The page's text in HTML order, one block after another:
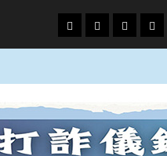
頭
條
財
經
地
方.
文
教.